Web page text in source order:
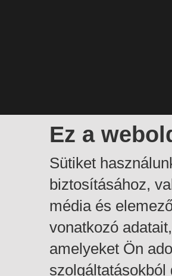
Ez a
Sütiket
biztosításához,
média és
vonatkozó
amelyeket Ön
szolgáltatásokból